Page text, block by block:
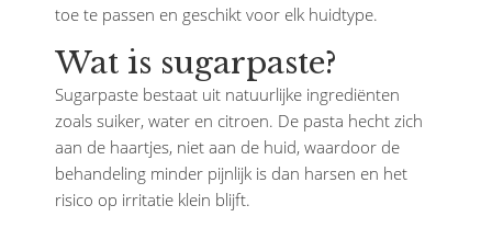
toe te passen en geschikt voor elk huidtype.
Wat is sugarpaste?
Sugarpaste bestaat uit natuurlijke ingrediënten
zoals suiker, water en citroen. De pasta hecht zich
aan de haartjes, niet aan de huid, waardoor de
behandeling minder pijnlijk is dan harsen en het
risico op irritatie klein blijft.